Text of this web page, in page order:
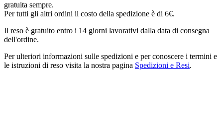
gratuita sempre.
Per tutti gli altri ordini il costo della spedizione è di 6€.
Il reso è gratuito entro i 14 giorni lavorativi dalla data di consegna
dell'ordine.
Per ulteriori informazioni sulle spedizioni e per conoscere i termini e
le istruzioni di reso visita la nostra pagina Spedizioni e Resi.